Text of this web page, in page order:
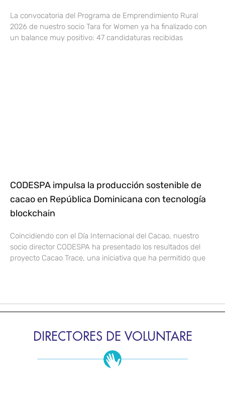
La convocatoria del Programa de Emprendimiento Rural
2026 de nuestro socio Tara for Women ya ha finalizado con
un balance muy positivo: 47 candidaturas recibidas
CODESPA impulsa la producción sostenible de
cacao en República Dominicana con tecnología
blockchain
Coincidiendo con el Día Internacional del Cacao, nuestro
socio director CODESPA ha presentado los resultados del
proyecto Cacao Trace, una iniciativa que ha permitido que
DIRECTORES DE VOLUNTARE